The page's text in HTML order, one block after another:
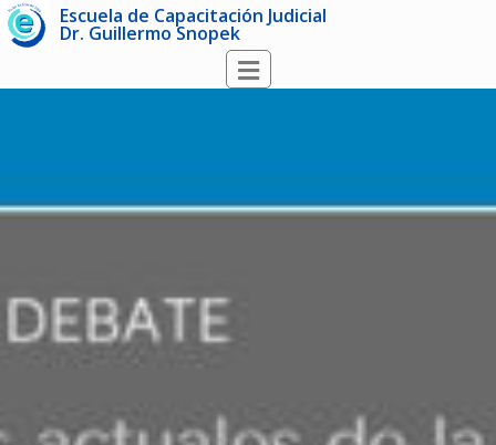
Escuela de Capacitación Judicial
Dr. Guillermo Snopek